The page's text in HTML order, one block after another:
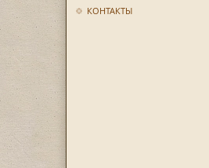
КОНТАКТЫ